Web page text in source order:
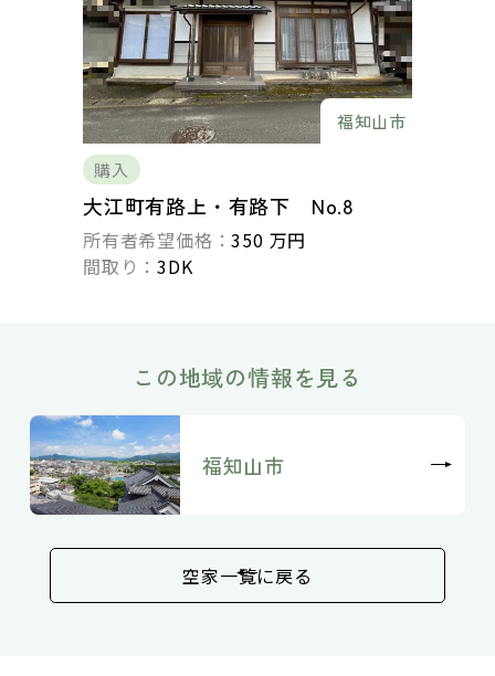
福知山市
購入
大江町有路上・有路下 No.8
所有者希望価格：350 万円
間取り：3DK
この地域の情報を見る
福知山市
空家一覧に戻る